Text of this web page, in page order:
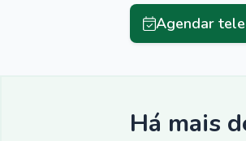
Agendar
Há mais